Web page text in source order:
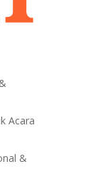
Acara
&